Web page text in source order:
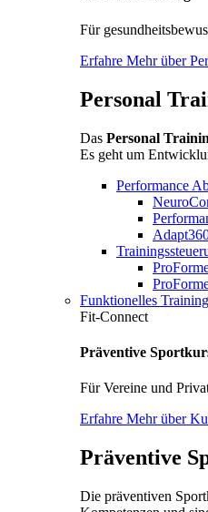
Für
Erfahre Mehr über
Personal
Das Personal
Es geht um
Performance
Funktionelles Training
Fit-Connect
Präventive
Für Vereine und
Erfahre Mehr über
Präventive
Die präventiven